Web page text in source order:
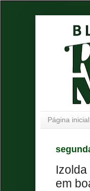
Página inicial
em